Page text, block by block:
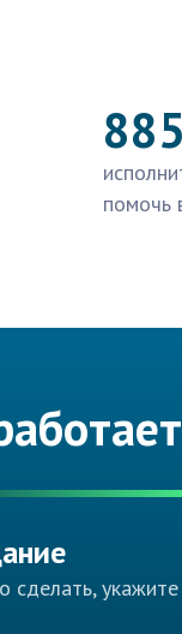
помочь
сделать, укажите